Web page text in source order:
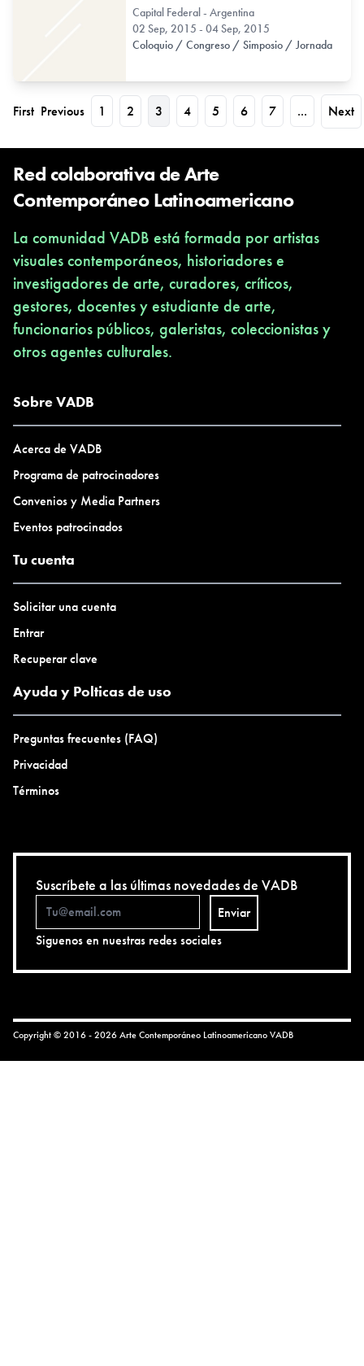
Capital Federal - Argentina
02 Sep, 2015 - 04 Sep, 2015
Coloquio / Congreso / Simposio / Jornada
First Previous 1 2 3 4 5 6 7 ... Next
Red colaborativa de Arte
Contemporáneo Latinoamericano
La comunidad VADB está formada por artistas
visuales contemporáneos, historiadores e
investigadores de arte, curadores, críticos,
gestores, docentes y estudiante de arte,
funcionarios públicos, galeristas, coleccionistas y
otros agentes culturales.
Sobre VADB
Acerca de VADB
Programa de patrocinadores
Convenios y Media Partners
Eventos patrocinados
Tu cuenta
Solicitar una cuenta
Entrar
Recuperar clave
Ayuda y Polticas de uso
Preguntas frecuentes (FAQ)
Privacidad
Términos
Suscríbete a las últimas novedades de VADB
Enviar
Siguenos en nuestras redes sociales
Copyright © 2016 - 2026 Arte Contemporáneo LatinoamericanoVADB